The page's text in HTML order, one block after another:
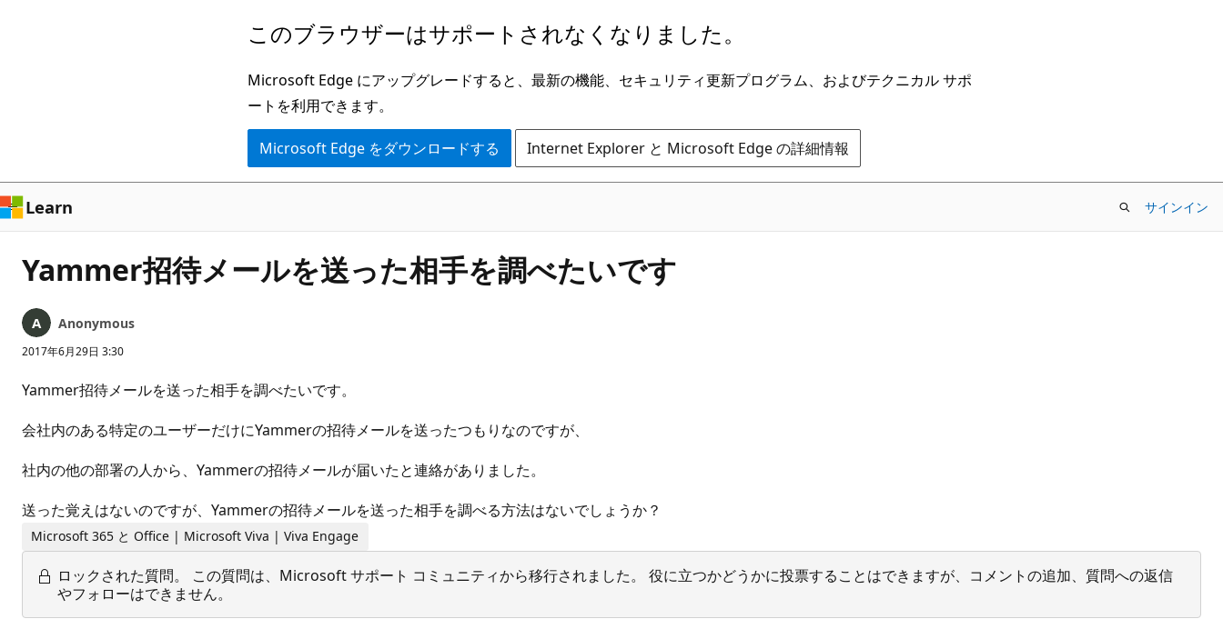
ン
ツ
に
ス
ッ
プ
このブラウザーはサポートされなくなりました。
Microsoft Edge にアップグレードすると、最新の機能、セキュリティ更新プログラム、およびテクニカル サポ
ートを利用できます。
Microsoft Edge をダウンロードする Internet Explorer と Microsoft Edge の詳細情報
Learn サインイン
Yammer招待メールを送った相手を調べたいです
Anonymous
2017年6月29日 3:30
Yammer招待メールを送った相手を調べたいです。
会社内のある特定のユーザーだけにYammerの招待メールを送ったつもりなのですが、
社内の他の部署の人から、Yammerの招待メールが届いたと連絡がありました。
送った覚えはないのですが、Yammerの招待メールを送った相手を調べる方法はないでしょうか？
Microsoft 365 と Office | Microsoft Viva | Viva Engage
ロックされた質問。
この質問は、Microsoft サポート コミュニティから移行されました。 役に立つかどうかに投票することはできますが、コメントの追加、質問への返信
やフォローはできません。